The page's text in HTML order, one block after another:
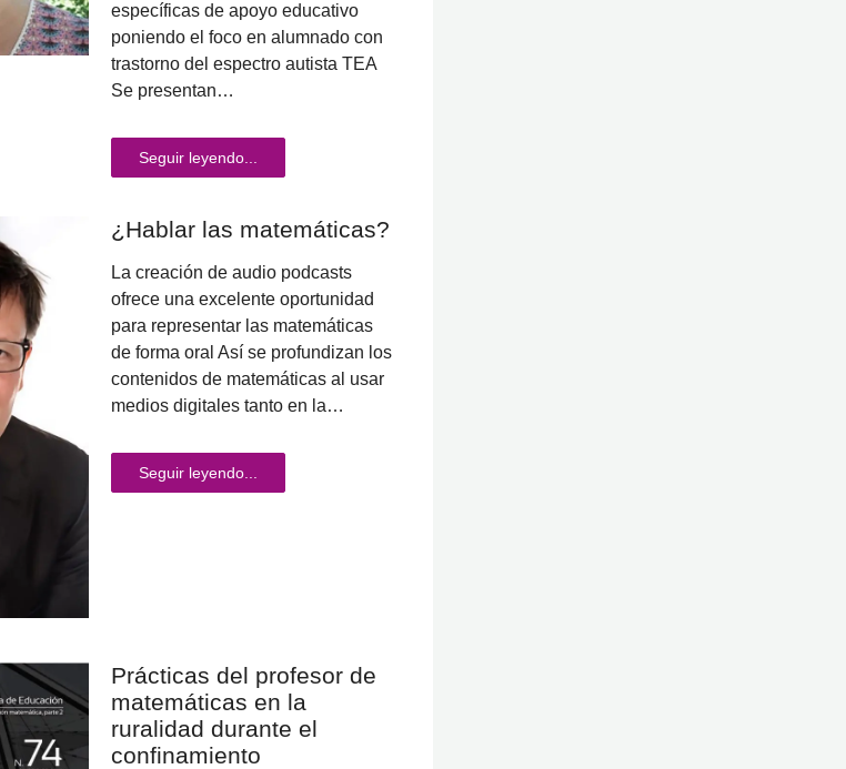
específicas de apoyo educativo
poniendo el foco en alumnado con
trastorno del espectro autista TEA
Se presentan…
Seguir leyendo...
¿Hablar las matemáticas?
La creación de audio podcasts
ofrece una excelente oportunidad
para representar las matemáticas
de forma oral Así se profundizan los
contenidos de matemáticas al usar
medios digitales tanto en la…
Seguir leyendo...
Prácticas del profesor de
matemáticas en la
ruralidad durante el
confinamiento